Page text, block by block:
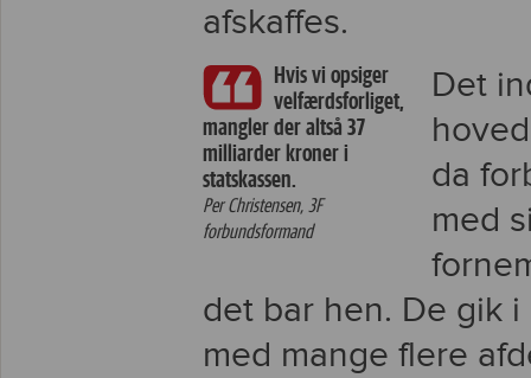
afskaffes.
Hvis vi opsiger
velfærdsforliget,
mangler der altså 37
milliarder kroner i
statskassen.
Per Christensen, 3F
forbundsformand
Det
da
med
det bar hen. De gik
med mange flere